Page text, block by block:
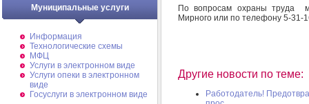
Муниципальные услуги
Информация
Технологические схемы
МФЦ
Услуги в электронном виде
Услуги опеки в электронном
виде
Госуслуги в электронном виде
По вопросам охраны труда
Мирного или по телефону 5-31-
Другие новости по теме:
Работодатель!